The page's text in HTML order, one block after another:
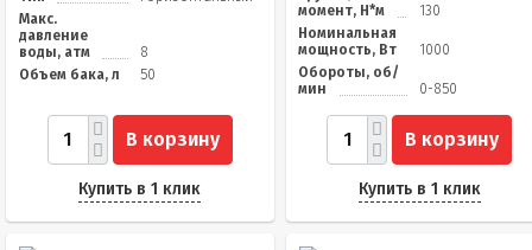
Макс.
давление
воды, атм
8
Объем бака, л
50
В корзину
Купить в 1 клик
момент, Н*м
130
Номинальная
мощность, Вт
1000
Обороты, об/
мин
0-850
В корзину
Купить в 1 клик